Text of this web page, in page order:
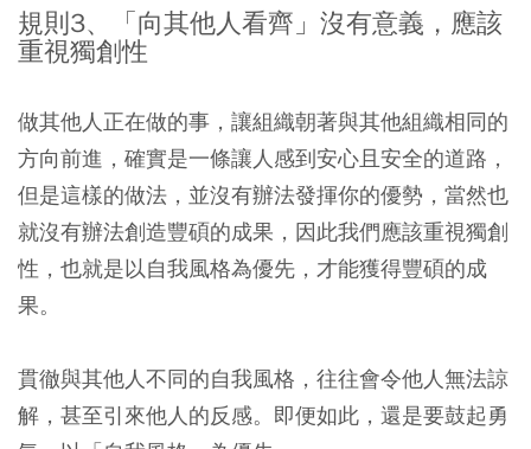
規則3、「向其他人看齊」沒有意義，應該
重視獨創性
做其他人正在做的事，讓組織朝著與其他組織相同的
方向前進，確實是一條讓人感到安心且安全的道路，
但是這樣的做法，並沒有辦法發揮你的優勢，當然也
就沒有辦法創造豐碩的成果，因此我們應該重視獨創
性，也就是以自我風格為優先，才能獲得豐碩的成
果。
貫徹與其他人不同的自我風格，往往會令他人無法諒
解，甚至引來他人的反感。即便如此，還是要鼓起勇